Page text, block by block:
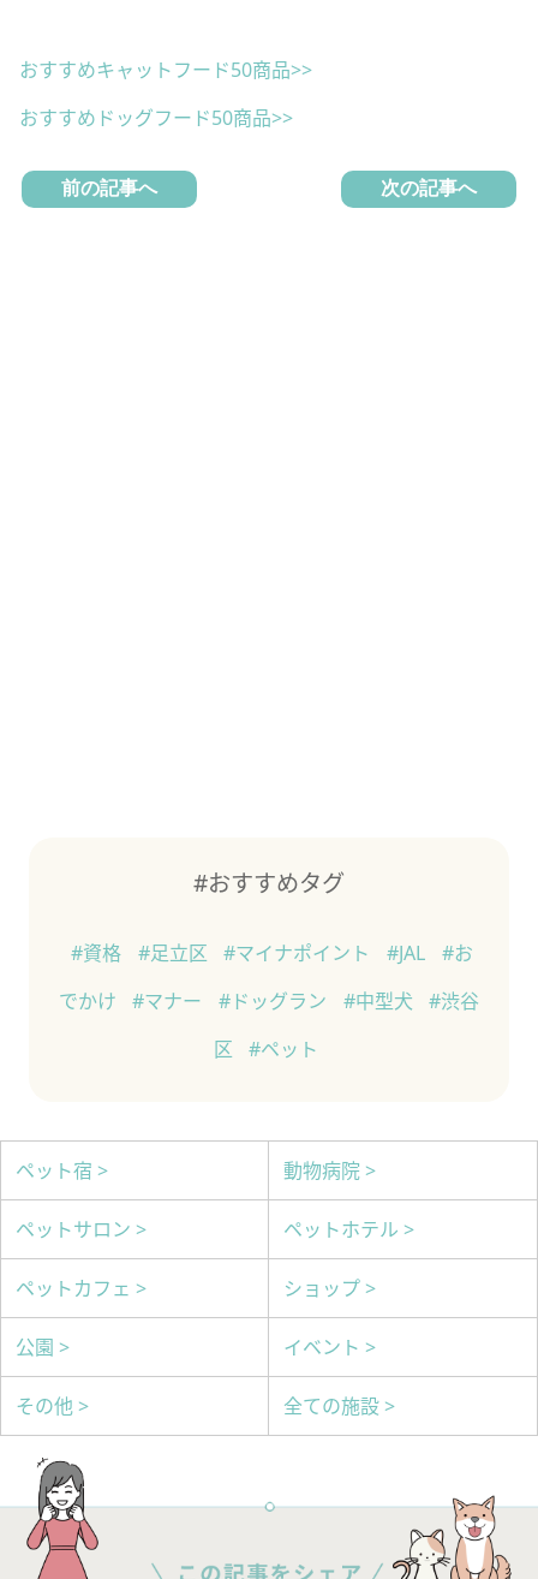
おすすめキャットフード50商品>>
おすすめドッグフード50商品>>
前の記事へ 次の記事へ
#おすすめタグ
#資格 #足立区 #マイナポイント #JAL
#お
でかけ
#マナー #ドッグラン #中型犬
#渋谷
区
#ペット
ペット宿 > 動物病院 >
ペットサロン > ペットホテル >
ペットカフェ > ショップ >
公園 > イベント >
その他 > 全ての施設 >